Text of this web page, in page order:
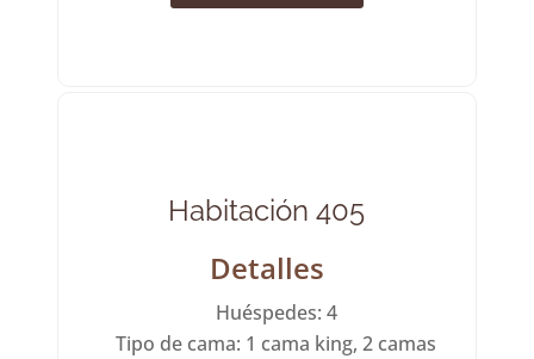
Habitación 405
Detalles
Huéspedes: 4
Tipo de cama: 1 cama king, 2 camas